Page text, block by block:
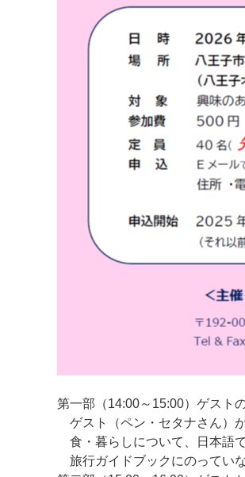
第一部（14:00～15:00）ゲスト
ゲスト（ペン・セタナさん）
食・暮らしについて、日本語
旅行ガイドブックにのってい